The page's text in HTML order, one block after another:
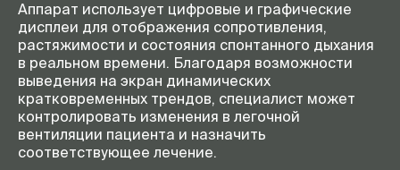
Аппарат использует цифровые и графические
дисплеи для отображения сопротивления,
растяжимости и состояния спонтанного дыхания
в реальном времени. Благодаря возможности
выведения на экран динамических
кратковременных трендов, специалист может
контролировать изменения в легочной
вентиляции пациента и назначить
соответствующее лечение.